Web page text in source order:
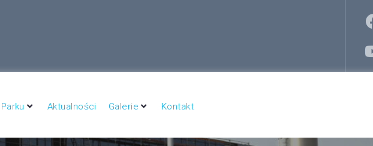
– Dworzysko to wielki potencjał inwestycyjny
Aktualności Galerie Kontakt